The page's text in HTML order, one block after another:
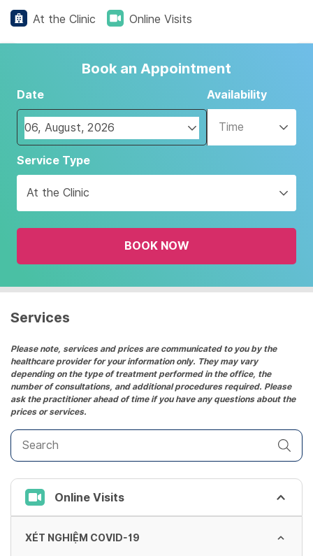
At the Clinic Online Visits
Book an Appointment
Date
Navigate
forward
interact
with
the
and
date.
the
question
mark
key
to
get
the
keyboard
shortcuts
for
changing
dates.
Availability
Time
Service Type
At the Clinic
BOOK NOW
Services
Please note, services and prices are communicated to you by the
healthcare provider for your information only. They may vary
depending on the type of treatment performed in the office, the
number of consultations, and additional procedures required. Please
ask the practitioner ahead of time if you have any questions about the
prices or services.
Online Visits
XÉT NGHIỆM COVID-19